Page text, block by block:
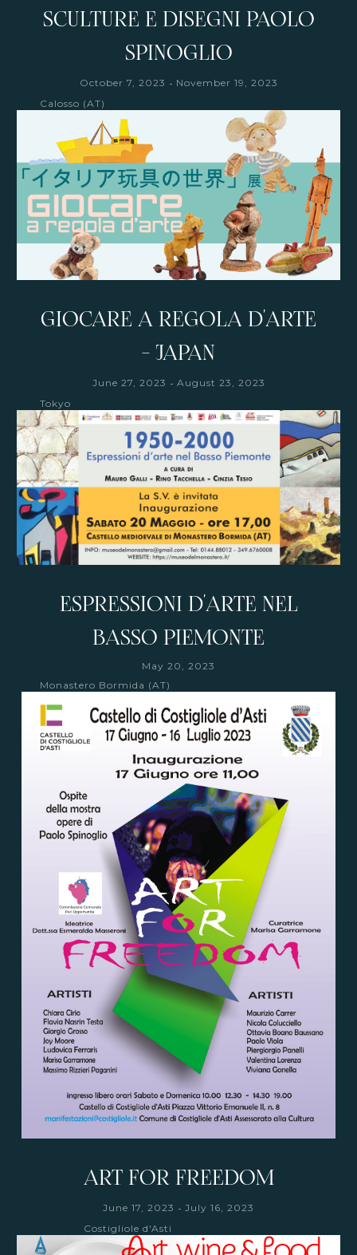
SCULTURE E DISEGNI PAOLO
SPINOGLIO
October 7, 2023 - November 19, 2023
Calosso (AT)
GIOCARE A REGOLA D'ARTE
- JAPAN
June 27, 2023 - August 23, 2023
Tokyo
ESPRESSIONI D'ARTE NEL
BASSO PIEMONTE
May 20, 2023
Monastero Bormida (AT)
ART FOR FREEDOM
June 17, 2023 - July 16, 2023
Costigliole d'Asti